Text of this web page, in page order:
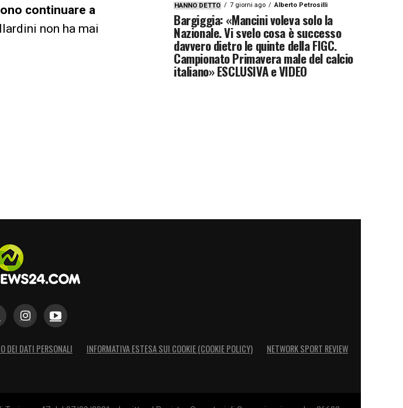
continuare a
non ha mai
HANNO DETTO 7 giorni ago Alberto Petrosilli
Bargiggia: «Mancini voleva solo la
Nazionale. Vi svelo cosa è successo
davvero dietro le quinte della FIGC.
Campionato Primavera male del calcio
italiano» ESCLUSIVA e VIDEO
DEI DATI PERSONALI INFORMATIVA ESTESA SUI COOKIE (COOKIE POLICY) NETWORK SPORT REVIEW